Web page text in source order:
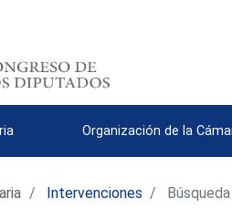
Organización de la
Intervenciones